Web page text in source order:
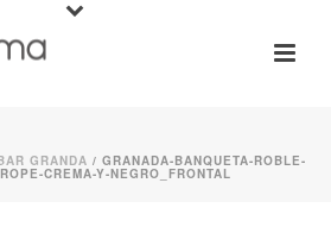
GRANDA / GRANADA-BANQUETA-ROBLE-
CREMA-Y-NEGRO_FRONTAL